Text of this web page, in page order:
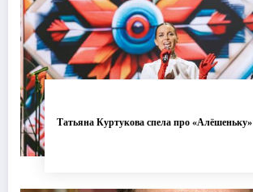
Татьяна Куртукова спела про «Алёшеньку»